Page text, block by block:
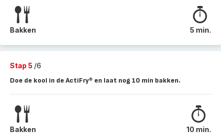
Bakken 5 min.
Stap 5 /6
Doe de kool in de ActiFry® en laat nog 10 min bakken.
Bakken 10 min.